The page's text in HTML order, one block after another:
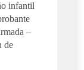
infantil
–
de